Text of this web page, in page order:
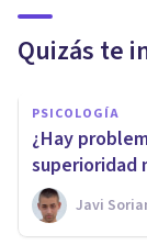
Quizás te
PSICOLOGÍA
¿Hay
superioridad
Javi